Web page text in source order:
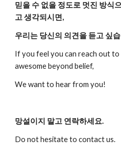
믿을 수 없을 정도로 멋진 방식
고 생각되시면,
우리는 당신의 의견을 듣고 싶
If you feel you can reach out to
awesome beyond belief,
We want to hear from you!
망설이지 말고 연락하세요.
Do not hesitate to contact us.